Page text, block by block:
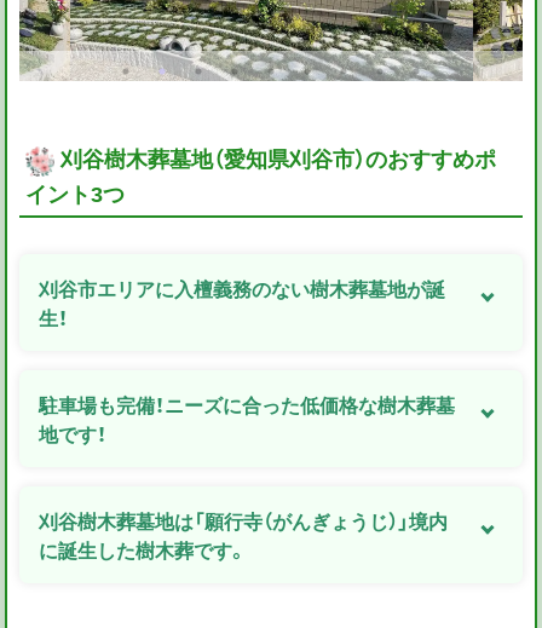
刈谷樹木葬墓地（愛知県刈谷市）のおすすめポ
イント3つ
刈谷市エリアに入檀義務のない樹木葬墓地が誕
生！
駐車場も完備！ニーズに合った低価格な樹木葬墓
地です！
刈谷樹木葬墓地は「願行寺（がんぎょうじ）」境内
に誕生した樹木葬です。